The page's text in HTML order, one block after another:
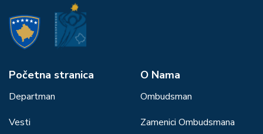
Početna stranica
Departman
Vesti
О Nama
Ombudsman
Zamenici Ombudsmana